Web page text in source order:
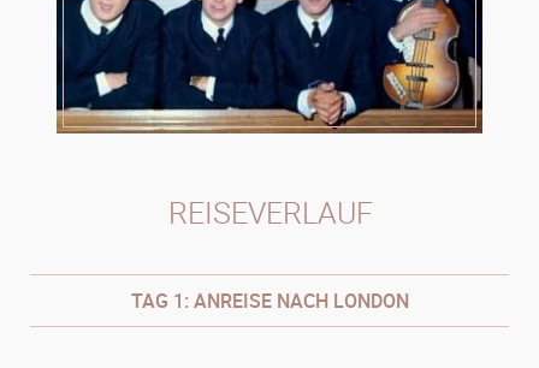
REISEVERLAUF
TAG 1: ANREISE NACH LONDON